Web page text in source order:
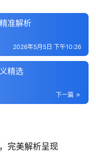
准解析
2026年5月5日 下午10:26
精选
下一篇
完美解析呈现